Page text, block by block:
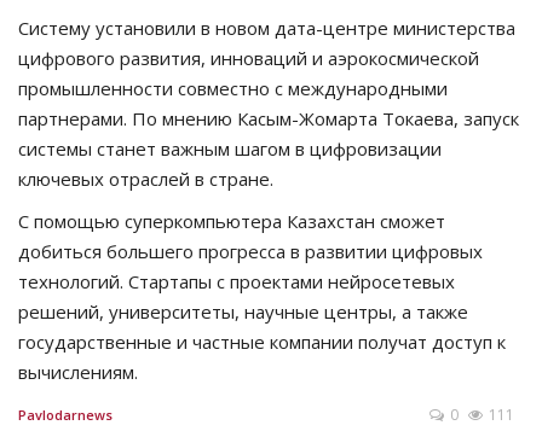
Систему установили в новом дата-центре министерства
цифрового развития, инноваций и аэрокосмической
промышленности совместно с международными
партнерами. По мнению Касым-Жомарта Токаева, запуск
системы станет важным шагом в цифровизации
ключевых отраслей в стране.
С помощью суперкомпьютера Казахстан сможет
добиться большего прогресса в развитии цифровых
технологий. Стартапы с проектами нейросетевых
решений, университеты, научные центры, а также
государственные и частные компании получат доступ к
вычислениям.
Pavlodarnews 0 111